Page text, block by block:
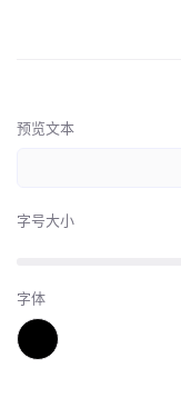
预览文本
字号大小
字体